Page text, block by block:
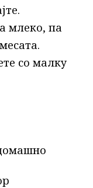
млеко, па
со малку